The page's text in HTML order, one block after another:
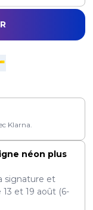
Klarna.
néon plus
signature et
13 et 19 août (6-